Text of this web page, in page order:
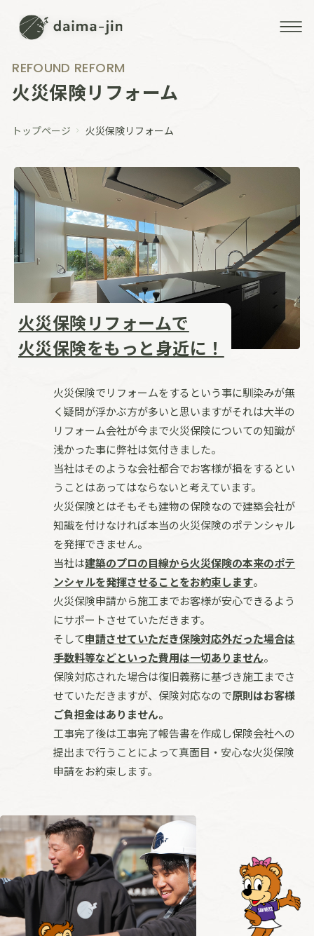
daima-jin
REFOUND REFORM
火災保険リフォーム
トップページ 火災保険リフォーム
火災保険リフォームで
火災保険をもっと身近に！
火災保険でリフォームをするという事に馴染みが無
く疑問が浮かぶ方が多いと思いますがそれは大半の
リフォーム会社が今まで火災保険についての知識が
浅かった事に弊社は気付きました。
当社はそのような会社都合でお客様が損をするとい
うことはあってはならないと考えています。
火災保険とはそもそも建物の保険なので建築会社が
知識を付けなければ本当の火災保険のポテンシャル
を発揮できません。
当社は建築のプロの目線から火災保険の本来のポテ
ンシャルを発揮させることをお約束します。
火災保険申請から施工までお客様が安心できるよう
にサポートさせていただきます。
そして申請させていただき保険対応外だった場合は
手数料等などといった費用は一切ありません。
保険対応された場合は復旧義務に基づき施工までさ
せていただきますが、保険対応なので原則はお客様
ご負担金はありません。
工事完了後は工事完了報告書を作成し保険会社への
提出まで行うことによって真面目・安心な火災保険
申請をお約束します。